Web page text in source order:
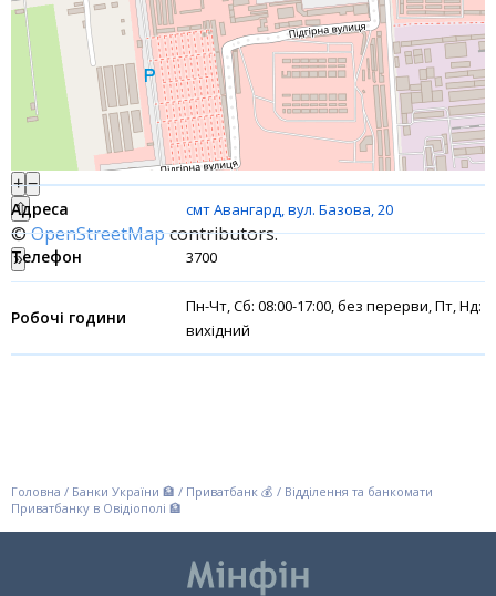
Інтернет-банкінг
Банки-партнери
Рахунки для бізнесу
Фінансові результати
+ −
⇧
©OpenStreetMapcontributors.
»
смт Авангард, вул. Базова, 20
3700
Пн-Чт, Сб: 08:00-17:00, без перерви, Пт, Нд:
вихідний
Головна / Банки України 🏦 / Приватбанк 💰 / Відділення та банкомати
Приватбанку в Овідіополі 🏦